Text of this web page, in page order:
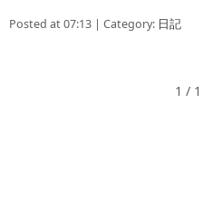
Posted at 07:13 | Category: 日記
1 / 1